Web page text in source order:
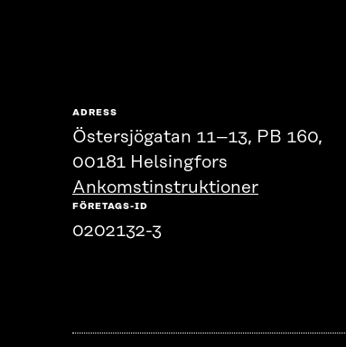
ADRESS
Östersjögatan 11–13, PB 160,
00181 Helsingfors
Ankomstinstruktioner
FÖRETAGS-ID
0202132-3